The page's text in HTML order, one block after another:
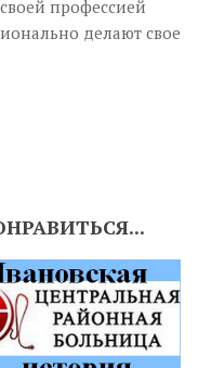
профессией
делают свое